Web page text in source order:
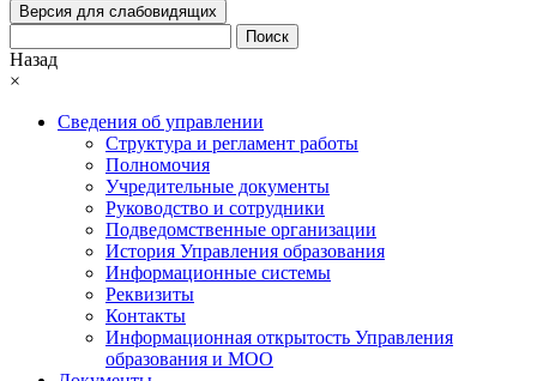
Версия для слабовидящих
Поиск
Назад
×
Сведения об управлении
Структура и регламент работы
Полномочия
Учредительные документы
Руководство и сотрудники
Подведомственные организации
История Управления образования
Информационные системы
Реквизиты
Контакты
Информационная открытость Управления
образования и МОО